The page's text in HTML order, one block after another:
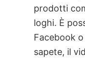
prodotti
loghi. È
Facebook
sapete, il